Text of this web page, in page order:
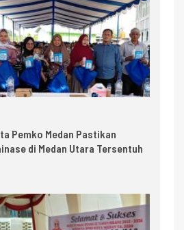
Pemko Medan Pastikan
di Medan Utara Tersentuh